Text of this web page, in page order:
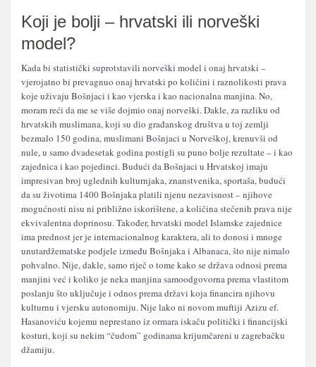
Koji je bolji – hrvatski ili norveški
model?
Kada bi statistički suprotstavili norveški model i onaj hrvatski –
vjerojatno bi prevagnuo onaj hrvatski po količini i raznolikosti prava
koje uživaju Bošnjaci i kao vjerska i kao nacionalna manjina. No,
moram reći da me se više dojmio onaj norveški. Dakle, za razliku od
hrvatskih muslimana, koji su dio građanskog društva u toj zemlji
bezmalo 150 godina, muslimani Bošnjaci u Norveškoj, krenuvši od
nule, u samo dvadesetak godina postigli su puno bolje rezultate – i kao
zajednica i kao pojedinci. Budući da Bošnjaci u Hrvatskoj imaju
impresivan broj uglednih kulturnjaka, znanstvenika, sportaša, budući
da su životima 1400 Bošnjaka platili njenu nezavisnost – njihove
mogućnosti nisu ni približno iskorištene, a količina stečenih prava nije
ekvivalentna doprinosu. Također, hrvatski model Islamske zajednice
ima prednost jer je internacionalnog karaktera, ali to donosi i mnoge
unutardžematske podjele između Bošnjaka i Albanaca, što nije nimalo
pohvalno. Nije, dakle, samo riječ o tome kako se država odnosi prema
manjini već i koliko je neka manjina samoodgovorna prema vlastitom
poslanju što uključuje i odnos prema državi koja financira njihovu
kulturnu i vjersku autonomiju. Nije lako ni novom muftiji Azizu ef.
Hasanoviću kojemu neprestano iz ormara iskaču politički i financijski
kosturi, koji su nekim “čudom” godinama krijumčareni u zagrebačku
džamiju.